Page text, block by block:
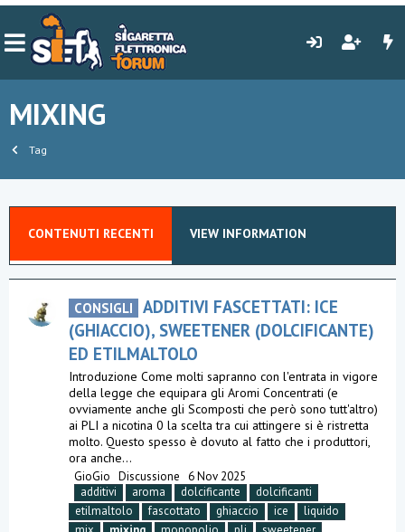
MIXING
Tag
CONTENUTI RECENTI VIEW INFORMATION
CONSIGLI
ADDITIVI FASCETTATI: ICE
(GHIACCIO), SWEETENER (DOLCIFICANTE)
ED ETILMALTOLO
Introduzione Come molti sapranno con l'entrata in vigore
della legge che equipara gli Aromi Concentrati (e
ovviamente anche gli Scomposti che però sono tutt'altro)
ai PLI a nicotina 0 la scelta tra cui attingere si è ristretta
molto. Questo spesso è dovuto al fatto che i produttori,
ora anche...
GioGio Discussione 6 Nov 2025
additivi
aroma dolcificante
dolcificanti
etilmaltolo
fascottato ghiaccio ice
liquido